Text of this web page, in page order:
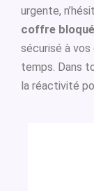
urgente,
coffre
sécurisé à vos
temps. Dans
la réactivité